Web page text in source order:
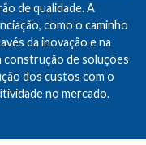
de qualidade. A
como o caminho
da inovação e na
de soluções
dos custos com o
no mercado.